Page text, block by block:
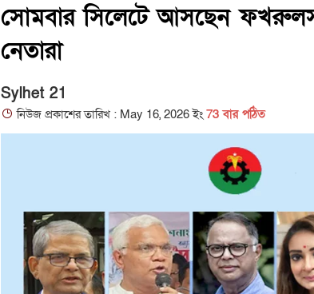
সোমবার সিলেটে আসছেন
নেতারা
Sylhet 21
নিউজ প্রকাশের তারিখ : May 16, 2026 ইং 73 বার পঠিত